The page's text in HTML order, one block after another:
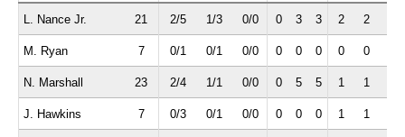
L. Nance Jr. 21 2/5 1/3 0/0 0 3 3 2 2
M. Ryan 7 0/1 0/1 0/0 0 0 0 0 0
N. Marshall 23 2/4 1/1 0/0 0 5 5 1 1
J. Hawkins 7 0/3 0/1 0/0 0 0 0 1 1